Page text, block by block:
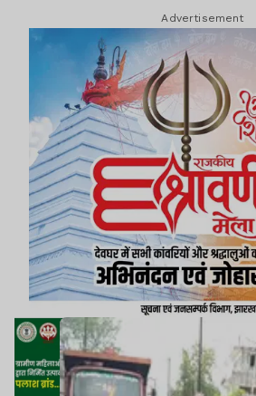
Advertisement